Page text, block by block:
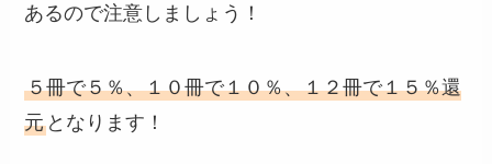
あるので注意しましょう！
５冊で５％、１０冊で１０％、１２冊で１５％還
元 となります！